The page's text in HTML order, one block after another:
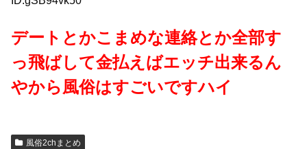
デートとかこまめな連絡とか全部す
っ飛ばして金払えばエッチ出来るん
やから風俗はすごいですハイ
風俗2chまとめ